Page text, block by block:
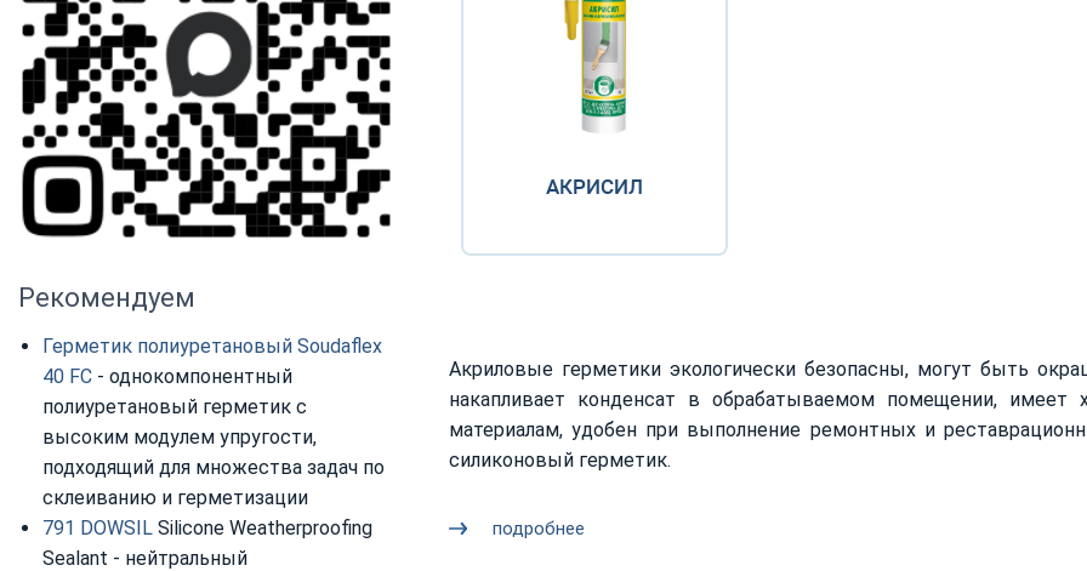
Рекомендуем
Герметик полиуретановый Soudaflex
40 FC - однокомпонентный
полиуретановый герметик с
высоким модулем упругости,
подходящий для множества задач по
склеиванию и герметизации
791 DOWSIL Silicone Weatherproofing
Sealant - нейтральный
АКРИСИЛ
Акриловые герметики экологически безопасны, могут быть
накапливает конденсат в обрабатываемом помещении,
материалам, удобен при выполнение ремонтных и
силиконовый герметик.
подробнее